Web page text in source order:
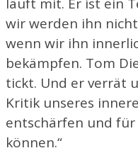
wir werden ihn
wenn wir ihn
bekämpfen. Tom
tickt. Und er verrät
Kritik unseres
entschärfen und
können.“